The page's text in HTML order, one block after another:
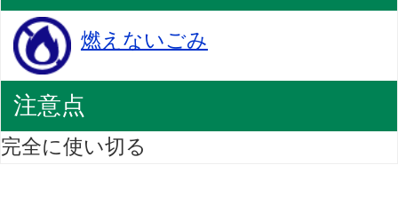
燃えないごみ
注意点
完全に使い切る